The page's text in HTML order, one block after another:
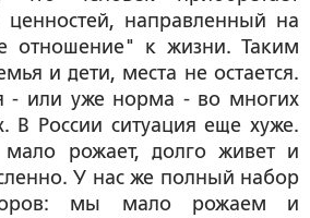
направленный на
отношение" к жизни. Таким
и дети, места не остается.
- или уже норма - во многих
В России ситуация еще хуже.
мало рожает, долго живет и
У нас же полный набор
мы мало рожаем и